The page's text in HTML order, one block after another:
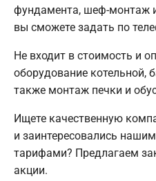
фундамента, шеф-монтаж
вы сможете задать по
Не входит в стоимость и
оборудование котельной,
также монтаж печки и
Ищете качественную
и заинтересовались
тарифами? Предлагаем
акции.